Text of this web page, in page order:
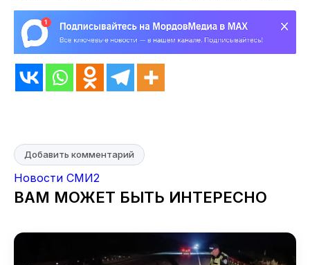
Добавить комментарий
Новости СМИ2
ВАМ МОЖЕТ БЫТЬ ИНТЕРЕСНО